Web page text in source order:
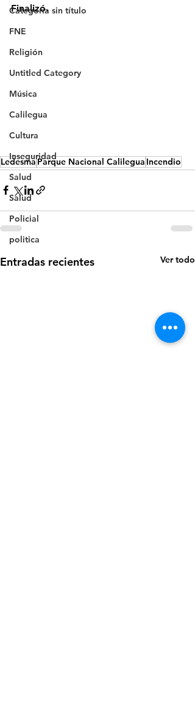
Categoría sin título
FNE
Religión
Untitled Category
Música
Calilegua
Cultura
Inseguridad
Salud
Salud
Policial
politica
Finalizó.
Ledesma Parque Nacional Calilegua Incendio
Entradas recientes Ver todo